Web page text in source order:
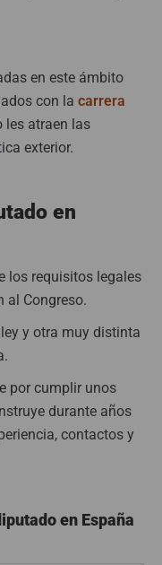
en este ámbito
con la carrera
les atraen las
exterior.
en
los requisitos legales
al Congreso.
y otra muy distinta
por cumplir unos
durante años
contactos y
en España